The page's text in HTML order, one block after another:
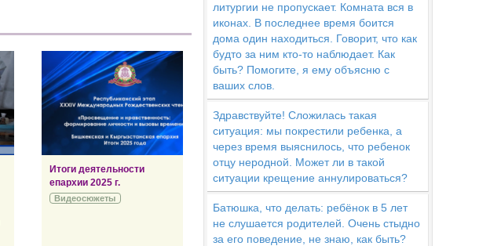
Итоги деятельности
епархии 2025 г.
Видеосюжеты
литургии не пропускает. Комната вся в
иконах. В последнее время боится
дома один находиться. Говорит, что как
будто за ним кто-то наблюдает. Как
быть? Помогите, я ему объясню с
ваших слов.
Здравствуйте! Сложилась такая
ситуация: мы покрестили ребенка, а
через время выяснилось, что ребенок
отцу неродной. Может ли в такой
ситуации крещение аннулироваться?
Батюшка, что делать: ребёнок в 5 лет
не слушается родителей. Очень стыдно
за его поведение, не знаю, как быть?